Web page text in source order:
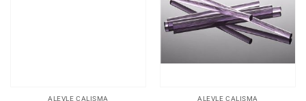
ALEVLE ÇALIŞMA ALEVLE ÇALIŞMA